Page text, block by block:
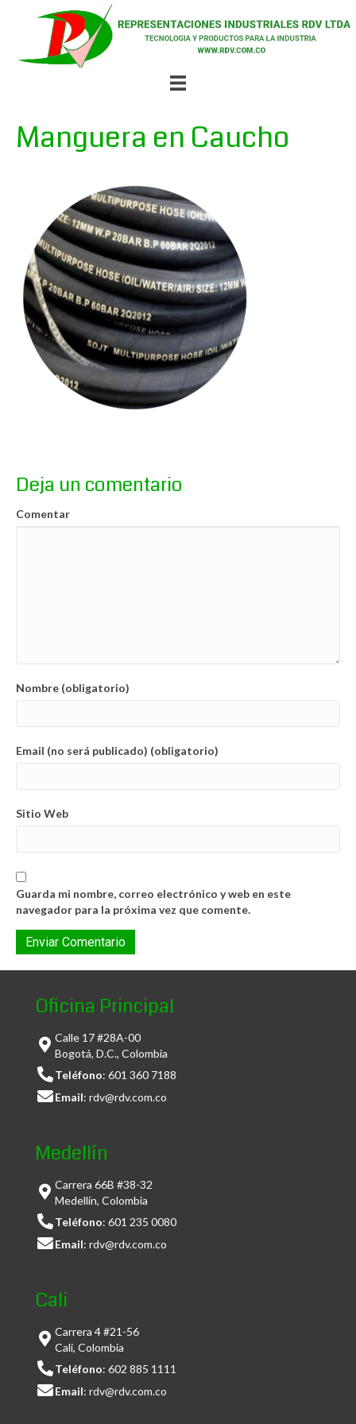
Manguera en Caucho
Deja un comentario
Comentar
Nombre (obligatorio)
Email (no será publicado) (obligatorio)
Sitio Web
Guarda mi nombre, correo electrónico y web en este
navegador para la próxima vez que comente.
Oficina Principal
Calle 17 #28A-00
Bogotá, D.C., Colombia
Teléfono: 601 360 7188
Email: rdv@rdv.com.co
Medellín
Carrera 66B #38-32
Medellín, Colombia
Teléfono: 601 235 0080
Email: rdv@rdv.com.co
Cali
Carrera 4 #21-56
Cali, Colombia
Teléfono: 602 885 1111
Email: rdv@rdv.com.co